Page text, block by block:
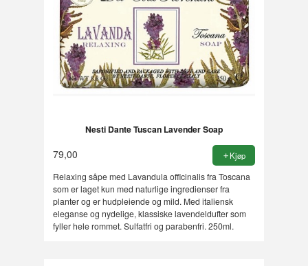
Nesti Dante Tuscan Lavender Soap
79,00 Kjøp
Relaxing såpe med Lavandula officinalis fra Toscana
som er laget kun med naturlige ingredienser fra
planter og er hudpleiende og mild. Med italiensk
eleganse og nydelige, klassiske lavendeldufter som
fyller hele rommet. Sulfatfri og parabenfri. 250ml.